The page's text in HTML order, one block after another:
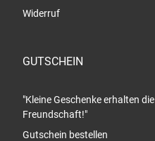
Widerruf
GUTSCHEIN
"Kleine Geschenke erhalten die
Freundschaft!"
Gutschein bestellen